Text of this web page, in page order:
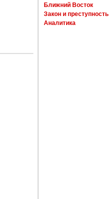
Ближний Восток
Закон и преступность
Аналитика